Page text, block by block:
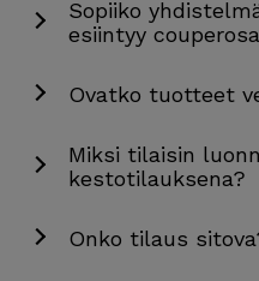
Sopiiko
esiintyy
Ovatko tuotteet
Miksi tilaisin
kestotilauksena?
Onko tilaus